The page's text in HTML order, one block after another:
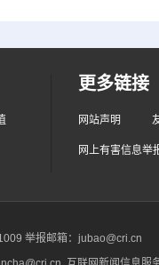
更多链接
网站声明
网上有害信息举
举报邮箱：jubao@cri.cn